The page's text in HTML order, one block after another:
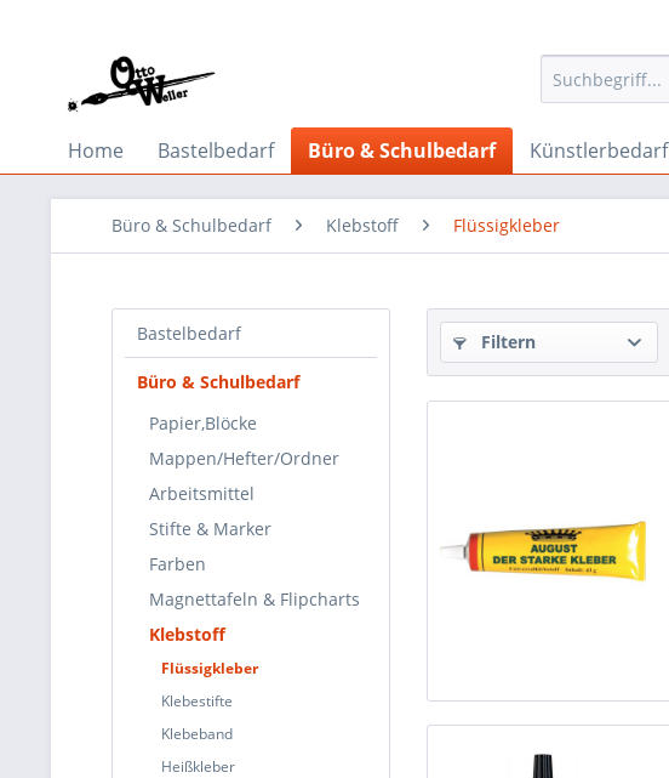
Home Bastelbedarf Büro & Schulbedarf Künstlerbedarf
Büro & Schulbedarf Klebstoff Flüssigkleber
Bastelbedarf
Büro & Schulbedarf
Papier,Blöcke
Mappen/Hefter/Ordner
Arbeitsmittel
Stifte & Marker
Farben
Magnettafeln & Flipcharts
Klebstoff
Flüssigkleber
Klebestifte
Klebeband
Heißkleber
Filtern